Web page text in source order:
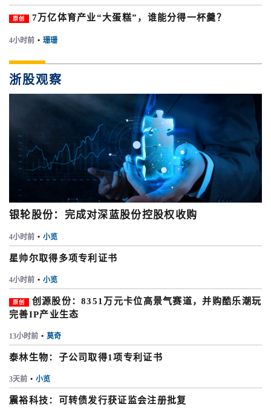
原创 7万亿体育产业“大蛋糕”，谁能分得一杯羹？
4小时前 • 珊珊
浙股观察
银轮股份：完成对深蓝股份控股权收购
4小时前 • 小览
星帅尔取得多项专利证书
4小时前 • 小览
原创
创源股份：8351万元卡位高景气赛道，并购酷乐潮玩
完善IP产业生态
13小时前 • 莫奇
泰林生物：子公司取得1项专利证书
3天前 • 小览
震裕科技：可转债发行获证监会注册批复